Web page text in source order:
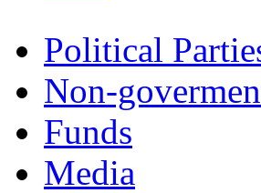
Political
Non-
Funds
Мedia